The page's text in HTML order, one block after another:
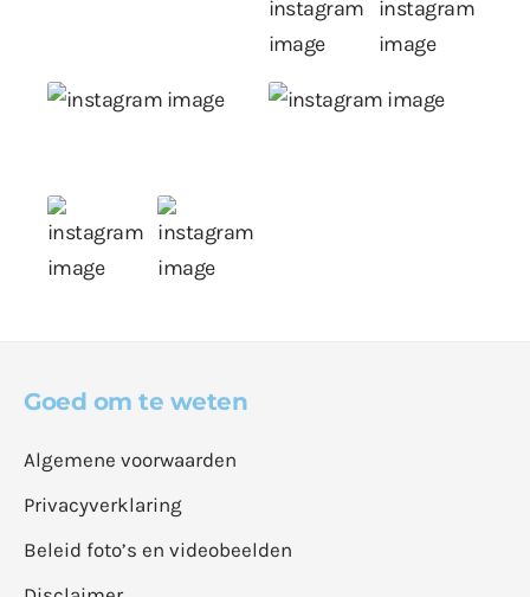
Goed om te weten
Algemene voorwaarden
Privacyverklaring
Beleid foto’s en videobeelden